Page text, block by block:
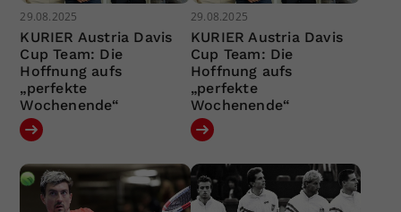
29.08.2025
KURIER Austria Davis
Cup Team: Die
Hoffnung aufs
„perfekte
Wochenende“
29.08.2025
KURIER Austria Davis
Cup Team: Die
Hoffnung aufs
„perfekte
Wochenende“